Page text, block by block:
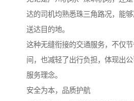
达的司机均熟悉珠三角路况，能
送达目的地。
这种无缝衔接的交通服务，不仅
间，也减轻了出行负担，体现出
服务理念。
安全为本，品质护航